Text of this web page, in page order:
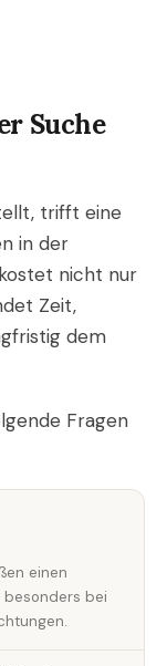
Suche
trifft eine
in der
nicht nur
Zeit,
dem
Fragen
einen
bei